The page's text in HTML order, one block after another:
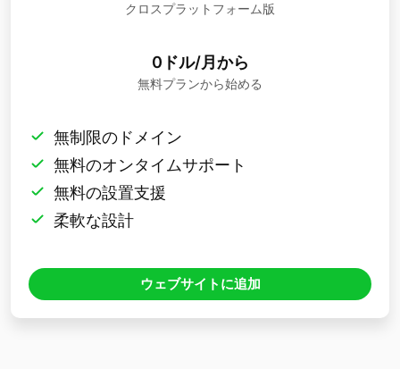
行った設定を保存します。イベント カレン
GoDaddy Web ページに貼り付けることが
できるインストール コードを取得します。
すべてのインターネット ユーザーは、使いやす
いコンフィギュレーターを使用してオンラインで
イベント カレンダー ウィジェットを作成し、そ
れを GoDaddy サイトに組み込むだけで済みま
ンを取得したり、カード認証情報を送信したりし
ないでください。いずれかの段階で問題が発生し
た場合は、テクニカル サポート スタッフにご相
クロスプラットフォーム版
0ドル/月から
無料プランから始める
無制限のドメイン
無料のオンタイムサポート
無料の設置支援
柔軟な設計
ウェブサイトに追加